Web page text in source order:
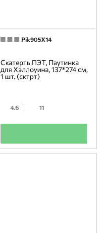
Pik905X14
Скатерть ПЭТ, Паутинка
для Хэллоуина, 137*274 см,
1 шт. (сктрт)
4.6 11